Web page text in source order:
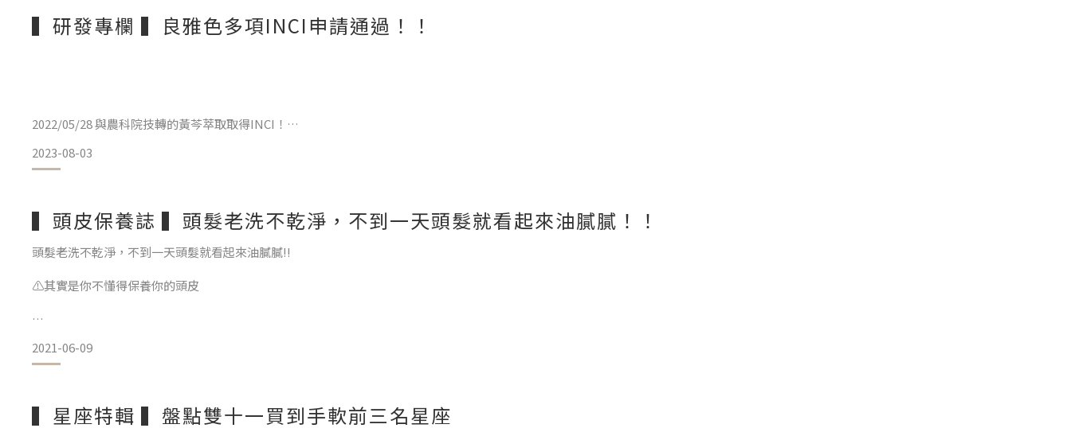
修法後特殊用途化粧品取代藥用化粧
▍研發專欄 ▍良雅色多項INCI申請通過！！
2022/05/28 與農科院技轉的黃芩萃取取得INCI！
2023/08/02 良雅色專利原料MRGF取得INCI ！
2023/08/07 良雅色專利原料酵母萃取取得INCI ！
INCI是什麼？
一般化粧品中添加的原料可能是由很多原料萃取、合成、組合而來。
2023-08-03
▍頭皮保養誌 ▍頭髮老洗不乾淨，不到一天頭髮就看起來油膩膩！！
頭髮老洗不乾淨，不到一天頭髮就看起來油膩膩!!
⚠️其實是你不懂得保養你的頭皮
明明每天洗頭，但為什麼不到一天頭髮看起來濕搭搭、油膩膩呢?
2021-06-09
▍星座特輯 ▍盤點雙十一買到手軟前三名星座